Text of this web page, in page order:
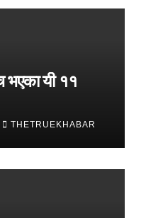
भएका यी ११
THETRUEKHABAR